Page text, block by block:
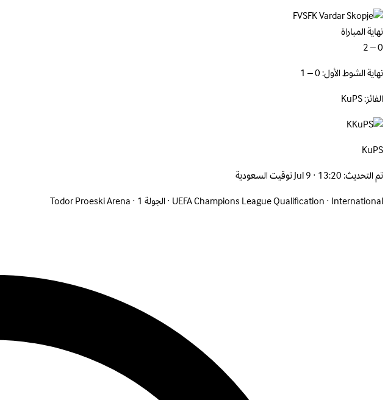
FVS
نهاية المباراة
0 – 2
نهاية الشوط الأول: 0 – 1
الفائز: KuPS
K
KuPS
تم التحديث:Jul 9 · 13:20 توقيت السعودية
UEFA Champions League Qualification· International
·الجولة 1 ·
Todor Proeski Arena